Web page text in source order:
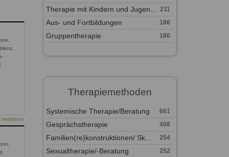
Therapie mit Kindern und Jugen... 211
Aus- und Fortbildungen 186
Gruppentherapie 180
Therapiemethoden
Systemische Therapie/Beratung 661
Gesprächstherapie 408
Familien(re)konstruktionen/ Sk... 254
Sexualtherapie/-Beratung 252